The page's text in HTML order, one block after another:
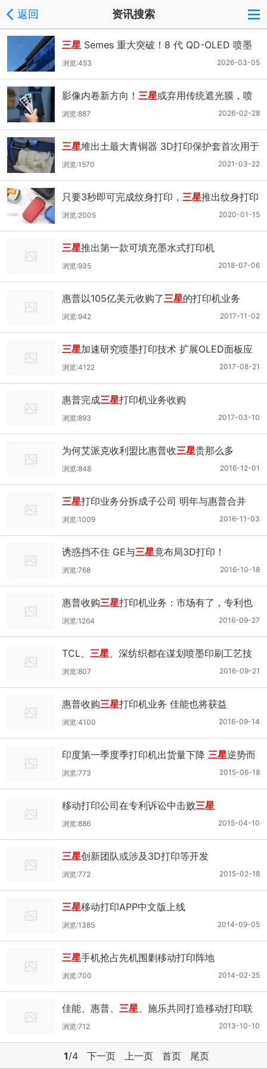
返回 资讯搜索
三星 Semes 重大突破！8 代 QD-OLED 喷墨
设备首出货，高端显示产业迎升级
2026-03-05
浏览:453
影像内卷新方向！ 三星或弃用传统遮光膜，喷
墨印刷成旗舰新标配？
2026-02-28
浏览:887
三星堆出土最大青铜器 3D打印保护套首次用于
文物提取
2021-03-22
浏览:1570
只要3秒即可完成纹身打印， 三星推出纹身打印
机
2020-01-15
浏览:2005
三星推出第一款可填充墨水式打印机
2018-07-06
浏览:935
惠普以105亿美元收购了三星的打印机业务
2017-11-02
浏览:942
三星加速研究喷墨打印技术 扩展OLED面板应
用
2017-08-21
浏览:4122
惠普完成三星打印机业务收购
2017-03-10
浏览:893
为何艾派克收利盟比惠普收三星贵那么多
2016-12-01
浏览:848
三星打印业务分拆成子公司 明年与惠普合并
2016-11-03
浏览:1009
诱惑挡不住 GE与三星竟布局3D打印！
2016-10-18
浏览:768
惠普收购三星打印机业务：市场有了，专利也
得要！
2016-09-27
浏览:1264
TCL、 三星、深纺织都在谋划喷墨印刷工艺技
术
2016-09-21
浏览:807
惠普收购三星打印机业务 佳能也将获益
2016-09-14
浏览:4100
印度第一季度季打印机出货量下降 三星逆势而
上
2015-06-18
浏览:773
移动打印公司在专利诉讼中击败三星
2015-04-10
浏览:886
三星创新团队或涉及3D打印等开发
2015-02-18
浏览:772
三星移动打印APP中文版上线
2014-09-05
浏览:1385
三星手机抢占先机围剿移动打印阵地
2014-02-25
浏览:700
佳能、惠普、 三星、施乐共同打造移动打印联
盟
2013-10-10
浏览:712
1/4 下一页 上一页 首页 尾页